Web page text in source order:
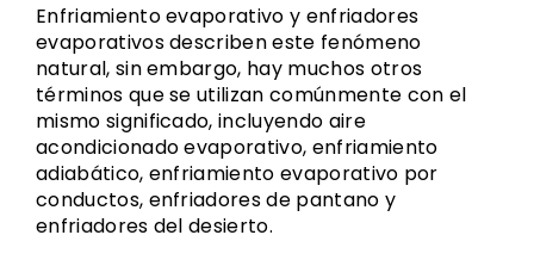
Enfriamiento evaporativo y enfriadores
evaporativos describen este fenómeno
natural, sin embargo, hay muchos otros
términos que se utilizan comúnmente con el
mismo significado, incluyendo aire
acondicionado evaporativo, enfriamiento
adiabático, enfriamiento evaporativo por
conductos, enfriadores de pantano y
enfriadores del desierto.